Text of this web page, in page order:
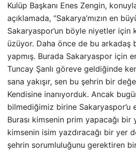
Kulüp Başkanı Enes Zengin,
açıklamada, “Sakarya’mızın en
Sakaryaspor’un böyle niyetler için
üzüyor. Daha önce de bu arkadaş
yapmış. Burada Sakaryaspor için
Tuncay Şanlı göreve geldiğinde
sana yakışır, sen bu şehrin bir
Kendisine inanıyorduk. Ancak
bilmediğimiz birine Sakaryaspor’u
Burası kimsenin prim yapacağı bir
kimsenin isim yazdıracağı bir yer
şehrin sorumluluğunu gerektiren